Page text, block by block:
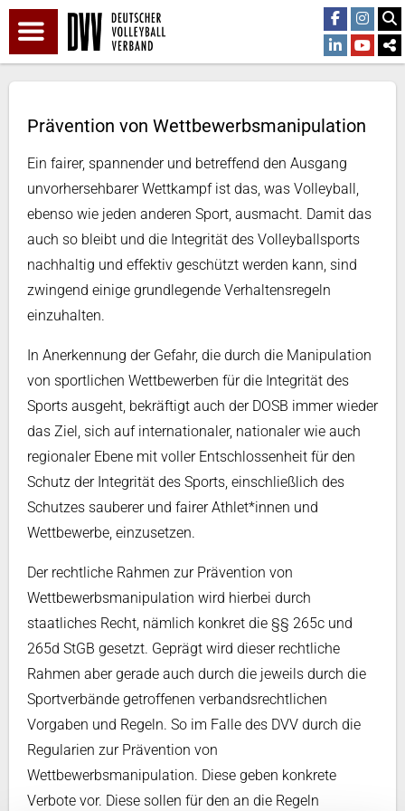
Prävention von Wettbewerbsmanipulation
Ein fairer, spannender und betreffend den Ausgang
unvorhersehbarer Wettkampf ist das, was Volleyball,
ebenso wie jeden anderen Sport, ausmacht. Damit das
auch so bleibt und die Integrität des Volleyballsports
nachhaltig und effektiv geschützt werden kann, sind
zwingend einige grundlegende Verhaltensregeln
einzuhalten.
In Anerkennung der Gefahr, die durch die Manipulation
von sportlichen Wettbewerben für die Integrität des
Sports ausgeht, bekräftigt auch der DOSB immer wieder
das Ziel, sich auf internationaler, nationaler wie auch
regionaler Ebene mit voller Entschlossenheit für den
Schutz der Integrität des Sports, einschließlich des
Schutzes sauberer und fairer Athlet*innen und
Wettbewerbe, einzusetzen.
Der rechtliche Rahmen zur Prävention von
Wettbewerbsmanipulation wird hierbei durch
staatliches Recht, nämlich konkret die §§ 265c und
265d StGB gesetzt. Geprägt wird dieser rechtliche
Rahmen aber gerade auch durch die jeweils durch die
Sportverbände getroffenen verbandsrechtlichen
Vorgaben und Regeln. So im Falle des DVV durch die
Regularien zur Prävention von
Wettbewerbsmanipulation. Diese geben konkrete
Verbote vor. Diese sollen für den an die Regeln